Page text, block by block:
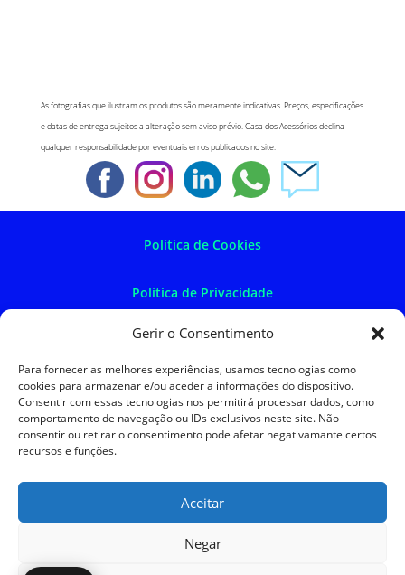
Gerir o Consentimento
Para fornecer as melhores experiências, usamos tecnologias como
cookies para armazenar e/ou aceder a informações do dispositivo.
Consentir com essas tecnologias nos permitirá processar dados, como
comportamento de navegação ou IDs exclusivos neste site. Não
consentir ou retirar o consentimento pode afetar negativamante certos
recursos e funções.
Aceitar
Negar
As fotografias que ilustram os produtos são meramente indicativas. Preços, especificações
e datas de entrega sujeitos a alteração sem aviso prévio. Casa dos Acessórios declina
qualquer responsabilidade por eventuais erros publicados no site.
Política de Cookies
Política de Privacidade
Política de Devoluções
Termos e Condições
Resolução de Litígios